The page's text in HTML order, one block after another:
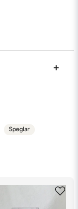
Speglar